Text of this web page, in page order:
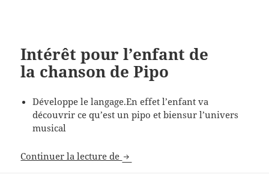
Intérêt pour l’enfant de
la chanson de Pipo
Développe le langage.En effet l’enfant va
découvrir ce qu’est un pipo et biensur l’univers
musical
Continuer la lecture de Chanson enfantine as-tu connu